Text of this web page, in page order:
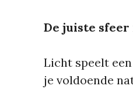
De juiste
Licht speelt
je voldoende